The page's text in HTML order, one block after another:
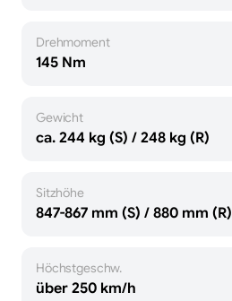
Drehmoment
145 Nm
Gewicht
ca. 244 kg (S) / 248 kg (R)
Sitzhöhe
847-867 mm (S) / 880 mm (R)
Höchstgeschw.
über 250 km/h